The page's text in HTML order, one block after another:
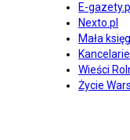
E-gazety.pl
Nexto.pl
Mała
Wieści
Życie